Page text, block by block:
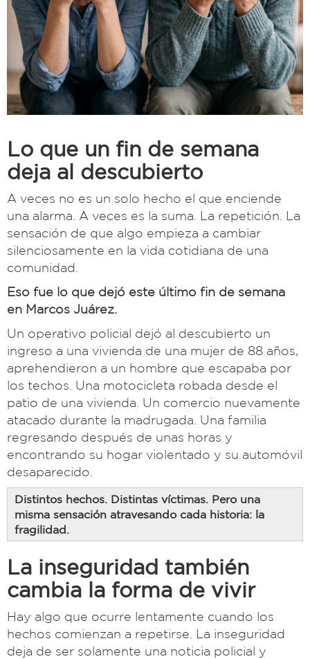
Lo que un fin de semana
deja al descubierto
A veces no es un solo hecho el que enciende
una alarma. A veces es la suma. La repetición. La
sensación de que algo empieza a cambiar
silenciosamente en la vida cotidiana de una
comunidad.
Eso fue lo que dejó este último fin de semana
en Marcos Juárez.
Un operativo policial dejó al descubierto un
ingreso a una vivienda de una mujer de 88 años,
aprehendieron a un hombre que escapaba por
los techos. Una motocicleta robada desde el
patio de una vivienda. Un comercio nuevamente
atacado durante la madrugada. Una familia
regresando después de unas horas y
encontrando su hogar violentado y su automóvil
desaparecido.
Distintos hechos. Distintas víctimas. Pero una
misma sensación atravesando cada historia: la
fragilidad.
La inseguridad también
cambia la forma de vivir
Hay algo que ocurre lentamente cuando los
hechos comienzan a repetirse. La inseguridad
deja de ser solamente una noticia policial y